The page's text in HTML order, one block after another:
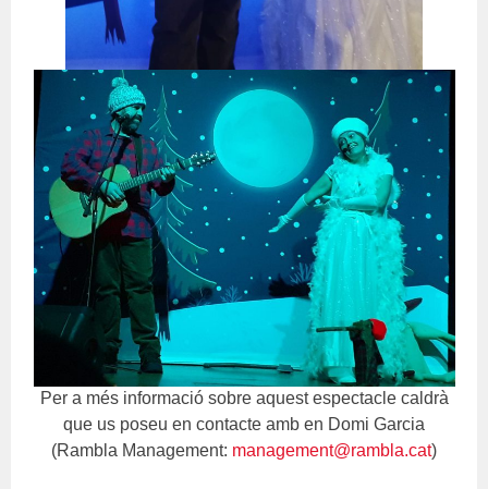
Per a més informació sobre aquest espectacle caldrà
que us poseu en contacte amb en Domi Garcia
(Rambla Management: management@rambla.cat)